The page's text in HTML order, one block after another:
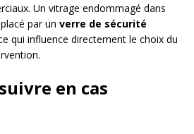
Un vitrage endommagé dans
par un verre de sécurité
qui influence directement le choix du
en cas